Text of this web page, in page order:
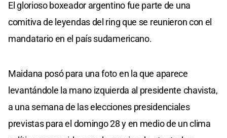
El glorioso boxeador argentino fue parte de una
comitiva de leyendas del ring que se reunieron con el
mandatario en el país sudamericano.
Maidana posó para una foto en la que aparece
levantándole la mano izquierda al presidente chavista,
a una semana de las elecciones presidenciales
previstas para el domingo 28 y en medio de un clima